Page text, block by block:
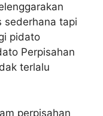
sederhana tapi
pidato
Perpisahan
terlalu
perpisahan